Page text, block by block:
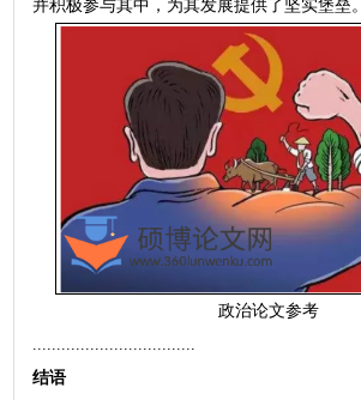
并积极参与其中，为其发展提供了坚实堡垒。
政治论文参考
结语